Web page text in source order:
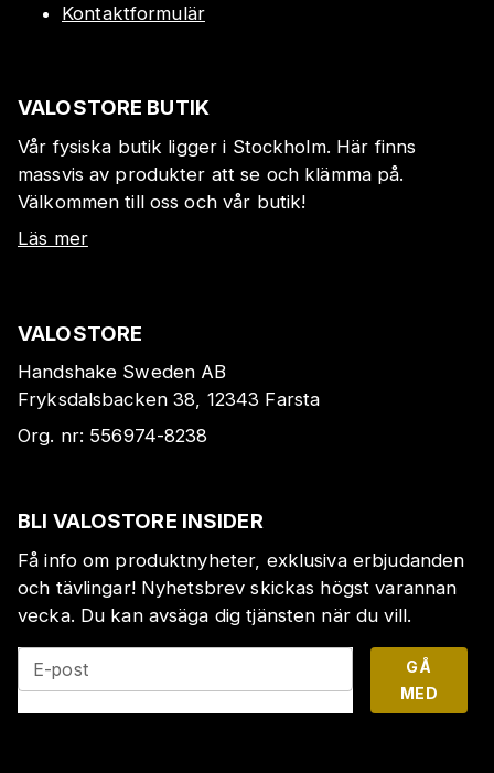
Kontaktformulär
VALOSTORE BUTIK
Vår fysiska butik ligger i Stockholm. Här finns
massvis av produkter att se och klämma på.
Välkommen till oss och vår butik!
Läs mer
VALOSTORE
Handshake Sweden AB
Fryksdalsbacken 38, 12343 Farsta
Org. nr: 556974-8238
BLI VALOSTORE INSIDER
Få info om produktnyheter, exklusiva erbjudanden
och tävlingar! Nyhetsbrev skickas högst varannan
vecka. Du kan avsäga dig tjänsten när du vill.
E-post
GÅ
MED